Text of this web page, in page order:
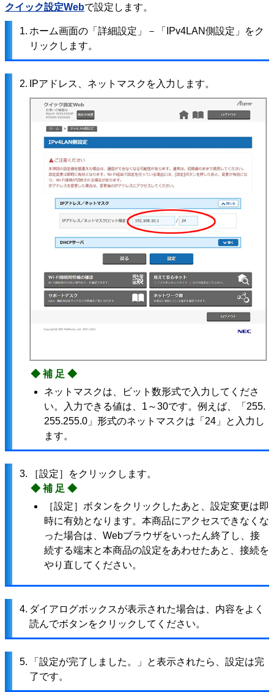
クイック設定Webで設定します。
1. ホーム画面の「詳細設定」－「IPv4LAN側設定」をク
リックします。
2. IPアドレス、ネットマスクを入力します。
◆補足◆
ネットマスクは、ビット数形式で入力してくださ
い。入力できる値は、1～30です。例えば、「255.
255.255.0」形式のネットマスクは「24」と入力し
ます。
3.
［設定］をクリックします。
◆補足◆
［設定］ボタンをクリックしたあと、設定変更は即
時に有効となります。本商品にアクセスできなくな
った場合は、Webブラウザをいったん終了し、接
続する端末と本商品の設定をあわせたあと、接続を
やり直してください。
4. ダイアログボックスが表示された場合は、内容をよく
読んでボタンをクリックしてください。
5.
「設定が完了しました。」と表示されたら、設定は完
了です。